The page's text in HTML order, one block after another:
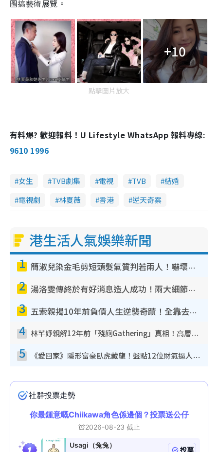
圖搞藝術展覽。
+10
點擊圖片放大
有料爆? 歡迎報料！U Lifestyle WhatsApp 報料專線:
9610 1996
女生 TVB劇集 電視 TVB
結婚
電視劇
林夏薇 香港 逆天奇案
港生活人氣娛樂新聞
1 簡淑兒染金毛剪短頭髮氣質判若兩人！嚇壞老公麥大力都認唔出：「你做咩事？」
2 湯洛雯傳終於有好消息造人成功！兩大細節曝孕味極濃惹猜測：大肚婆先會咁！
3 五索親揭10年前負債人生逆襲奇蹟！全靠去一地方轉運後即遇上馬先生
4 林芊妤親解12年前「殘廁Gathering」真相！高層解約一句話重創尊嚴至今拒返TVB
5 《愛回家》隱形富豪臥虎藏龍！盤點12位財氣逼人的有錢藝人：呢位靚女3億身家唔憂做